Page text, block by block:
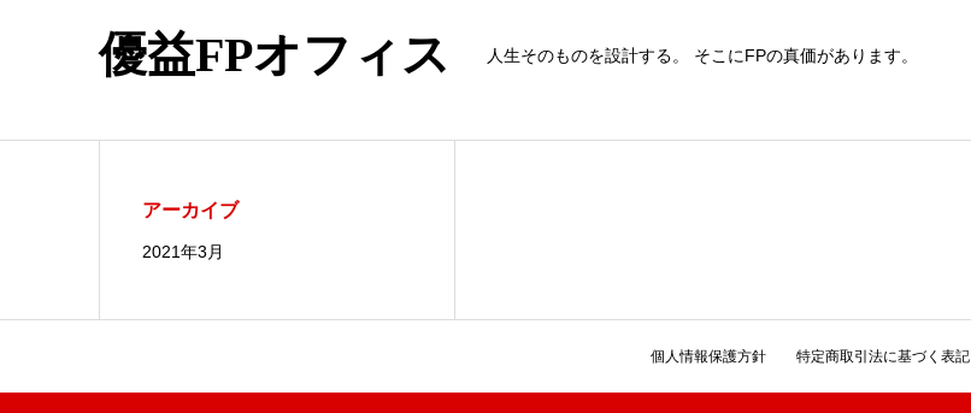
優益FPオフィス 人生そのものを設計する。 そこにFPの真価があります。
アーカイブ
2021年3月
個人情報保護方針 特定商取引法に基づく表記